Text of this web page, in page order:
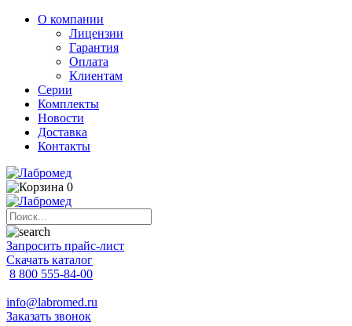
О компании
Лицензии
Гарантия
Оплата
Клиентам
Серии
Комплекты
Новости
Доставка
Контакты
0
Запросить прайс-лист
Скачать каталог
8 800 555-84-00
info@labromed.ru
Заказать звонок